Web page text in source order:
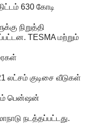
630 கோடி
நிறுத்தி
TESMA மற்றும்
லட்சம் குடிசை வீடுகள்
பென்ஷன்
நடத்தப்பட்டது.